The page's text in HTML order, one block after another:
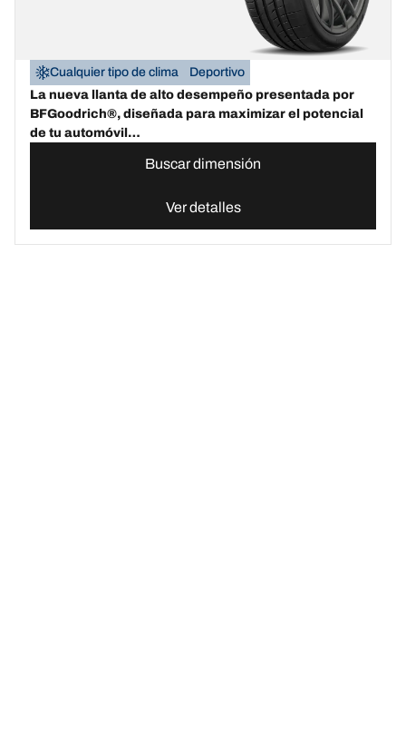
Cualquier tipo de clima
Deportivo
La nueva llanta de alto desempeño presentada por
BFGoodrich®, diseñada para maximizar el potencial
de tu automóvil…
Buscar dimensión
Ver detalles